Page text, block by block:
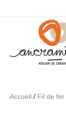
Accueil / Fil de fer